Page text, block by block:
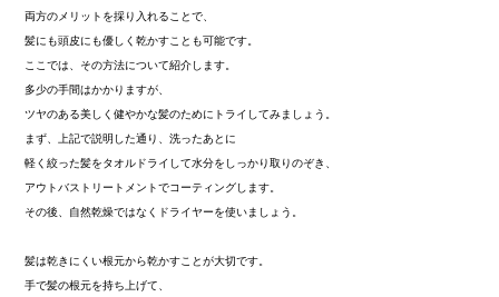
両方のメリットを採り入れることで、
髪にも頭皮にも優しく乾かすことも可能です。
ここでは、その方法について紹介します。
多少の手間はかかりますが、
ツヤのある美しく健やかな髪のためにトライしてみましょう。
まず、上記で説明した通り、洗ったあとに
軽く絞った髪をタオルドライして水分をしっかり取りのぞき、
アウトバストリートメントでコーティングします。
その後、自然乾燥ではなくドライヤーを使いましょう。
髪は乾きにくい根元から乾かすことが大切です。
手で髪の根元を持ち上げて、